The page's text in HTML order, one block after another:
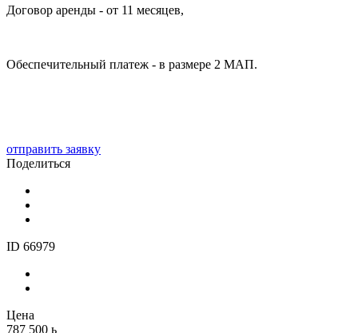
Договор аренды - от 11 месяцев,
Обеспечительный платеж - в размере 2 МАП.
отправить заявку
Поделиться
ID 66979
Цена
787 500 ь